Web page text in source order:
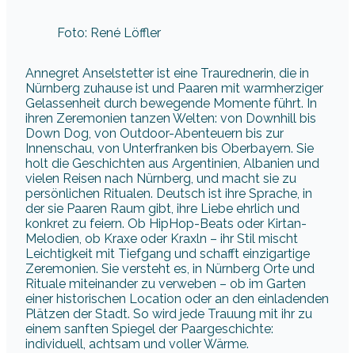
Foto: René Löffler
Annegret Anselstetter ist eine Traurednerin, die in
Nürnberg zuhause ist und Paaren mit warmherziger
Gelassenheit durch bewegende Momente führt. In
ihren Zeremonien tanzen Welten: von Downhill bis
Down Dog, von Outdoor-Abenteuern bis zur
Innenschau, von Unterfranken bis Oberbayern. Sie
holt die Geschichten aus Argentinien, Albanien und
vielen Reisen nach Nürnberg, und macht sie zu
persönlichen Ritualen. Deutsch ist ihre Sprache, in
der sie Paaren Raum gibt, ihre Liebe ehrlich und
konkret zu feiern. Ob HipHop-Beats oder Kirtan-
Melodien, ob Kraxe oder Kraxln – ihr Stil mischt
Leichtigkeit mit Tiefgang und schafft einzigartige
Zeremonien. Sie versteht es, in Nürnberg Orte und
Rituale miteinander zu verweben – ob im Garten
einer historischen Location oder an den einladenden
Plätzen der Stadt. So wird jede Trauung mit ihr zu
einem sanften Spiegel der Paargeschichte:
individuell, achtsam und voller Wärme.